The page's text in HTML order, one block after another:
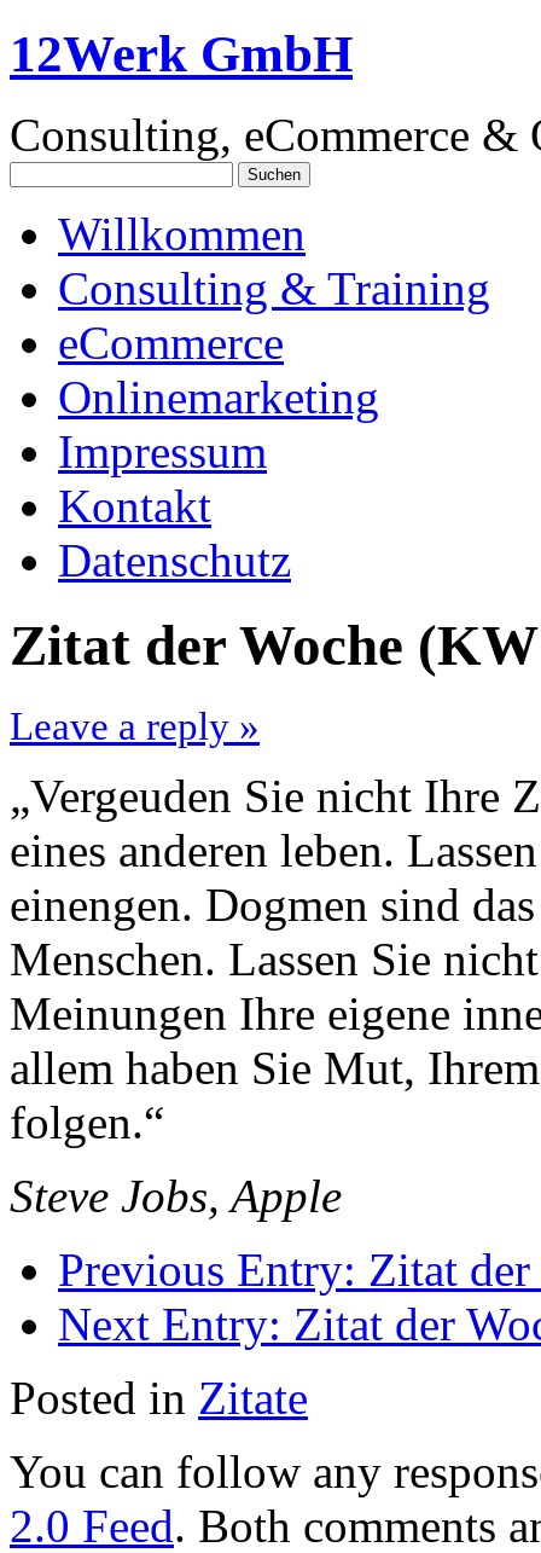
12Werk GmbH
Consulting, eCommerce &
nach:
Willkommen
Consulting & Training
eCommerce
Onlinemarketing
Impressum
Kontakt
Datenschutz
Zitat der Woche
Leave a reply »
„Vergeuden Sie nicht Ihre
eines anderen leben.
einengen. Dogmen sind
Menschen. Lassen Sie
Meinungen Ihre eigene
allem haben Sie Mut,
folgen.“
Steve Jobs, Apple
Previous Entry: Zitat
Next Entry: Zitat der
Posted in Zitate
You can follow any
2.0 Feed. Both comments